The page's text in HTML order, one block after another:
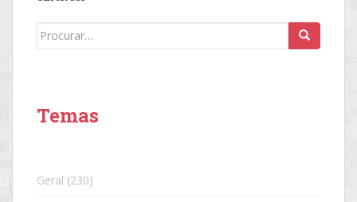
Search
Temas
Geral (230)